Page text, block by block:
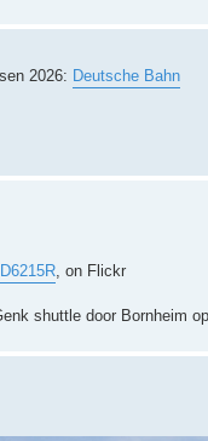
2026: Deutsche Bahn
, on Flickr
shuttle door Bornheim